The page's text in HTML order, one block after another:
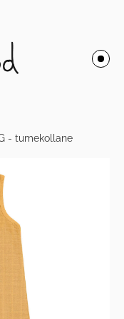
- tumekollane